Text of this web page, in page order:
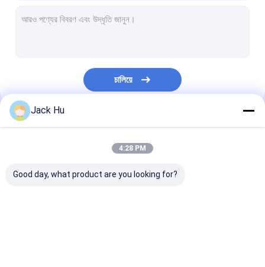
ল্যাভেটরি সার্ভিস ট্রাক
বিমানবন্দর যাত্রী বাস
চালিয়ে
আমাদের বিভাগসমূহ
Jack Hu
4:28 PM
Good day, what product are you looking for?